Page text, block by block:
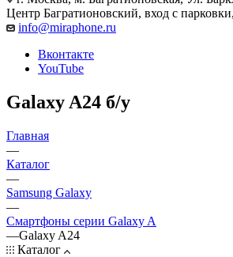
Центр Багратионовский, вход с
info@miraphone.ru
Вконтакте
YouTube
Galaxy A24 б/у
Главная
—
Каталог
—
Samsung Galaxy
—
Смартфоны серии Galaxy A
—Galaxy A24
Каталог